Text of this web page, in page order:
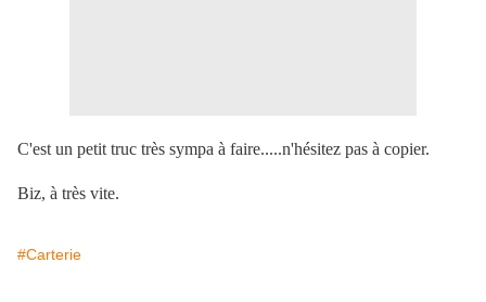
C'est un petit truc très sympa à faire.....n'hésitez pas à copier.
Biz, à très vite.
#Carterie